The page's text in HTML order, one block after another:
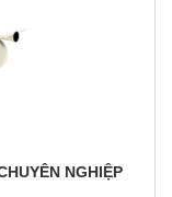
NGHIỆP